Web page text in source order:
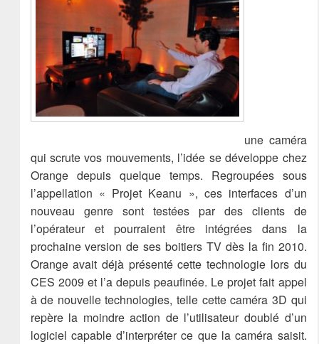
une caméra
qui scrute vos mouvements, l’idée se développe chez
Orange depuis quelque temps. Regroupées sous
l’appellation « Projet Keanu », ces interfaces d’un
nouveau genre sont testées par des clients de
l’opérateur et pourraient être intégrées dans la
prochaine version de ses boitiers TV dès la fin 2010.
Orange avait déjà présenté cette technologie lors du
CES 2009 et l’a depuis peaufinée. Le projet fait appel
à de nouvelle technologies, telle cette caméra 3D qui
repère la moindre action de l’utilisateur doublé d’un
logiciel capable d’interpréter ce que la caméra saisit.